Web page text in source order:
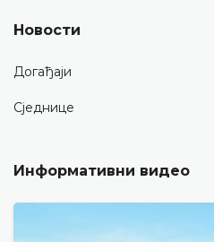
Новости
Догађаји
Сједнице
Информативни видео